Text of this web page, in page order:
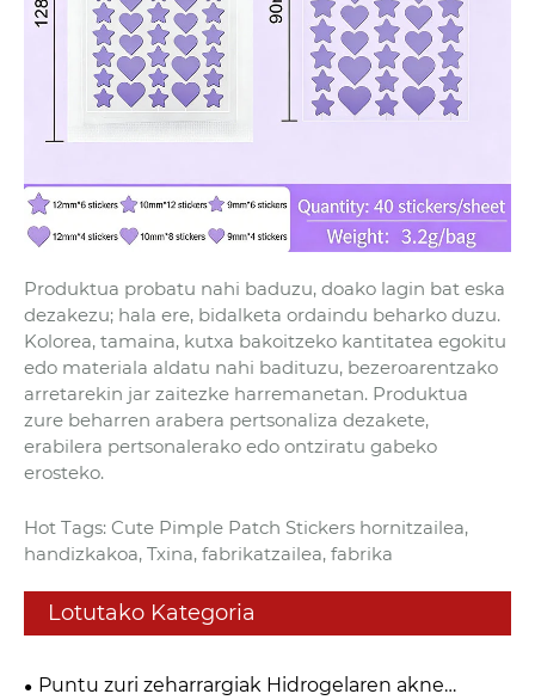
Produktua probatu nahi baduzu, doako lagin bat eska
dezakezu; hala ere, bidalketa ordaindu beharko duzu.
Kolorea, tamaina, kutxa bakoitzeko kantitatea egokitu
edo materiala aldatu nahi badituzu, bezeroarentzako
arretarekin jar zaitezke harremanetan. Produktua
zure beharren arabera pertsonaliza dezakete,
erabilera pertsonalerako edo ontziratu gabeko
erosteko.
Hot Tags: Cute Pimple Patch Stickers hornitzailea,
handizkakoa, Txina, fabrikatzailea, fabrika
Lotutako Kategoria
Puntu zuri zeharrargiak Hidrogelaren akne